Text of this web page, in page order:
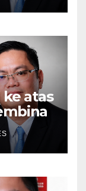
ke atas